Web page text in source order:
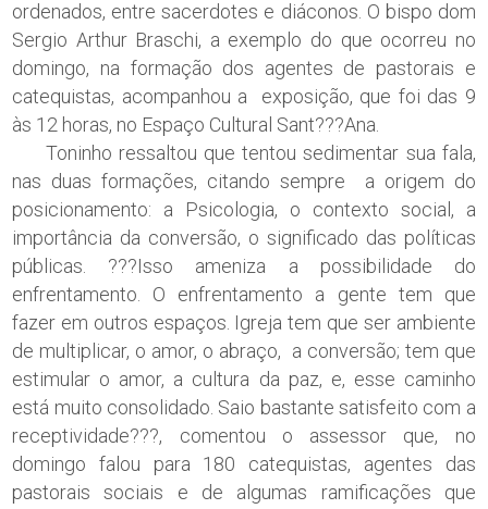
ordenados, entre sacerdotes e diáconos. O bispo dom
Sergio Arthur Braschi, a exemplo do que ocorreu no
domingo, na formação dos agentes de pastorais e
catequistas, acompanhou a exposição, que foi das 9
às 12 horas, no Espaço Cultural Sant???Ana.
Toninho ressaltou que tentou sedimentar sua fala,
nas duas formações, citando sempre a origem do
posicionamento: a Psicologia, o contexto social, a
importância da conversão, o significado das políticas
públicas. ???Isso ameniza a possibilidade do
enfrentamento. O enfrentamento a gente tem que
fazer em outros espaços. Igreja tem que ser ambiente
de multiplicar, o amor, o abraço, a conversão; tem que
estimular o amor, a cultura da paz, e, esse caminho
está muito consolidado. Saio bastante satisfeito com a
receptividade???, comentou o assessor que, no
domingo falou para 180 catequistas, agentes das
pastorais sociais e de algumas ramificações que